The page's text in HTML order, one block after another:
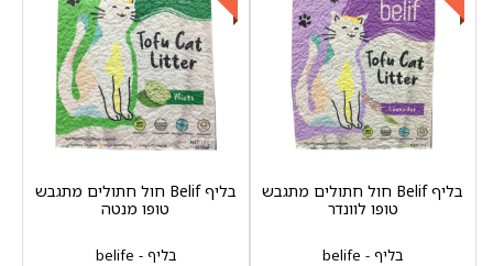
בליף - belife
בליף Belif חול חתולים מתגבש
טופו לוונדר
בליף - belife
בליף Belif חול חתולים מתגבש
טופו מנטה